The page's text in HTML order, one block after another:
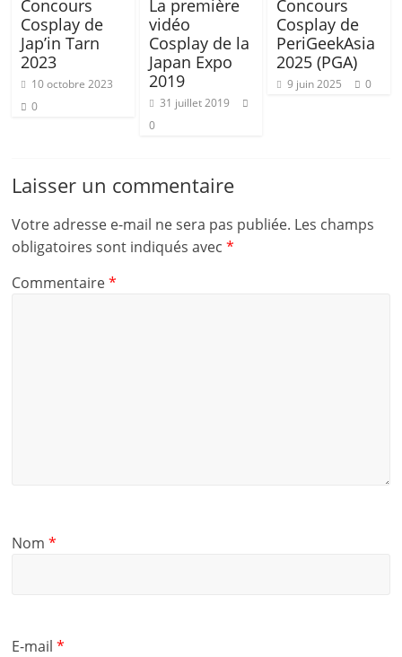
Concours
Cosplay de
Jap’in Tarn
2023
10 octobre 2023
0
La première
vidéo
Cosplay de la
Japan Expo
2019
31 juillet 2019
0
Concours
Cosplay de
PeriGeekAsia
2025 (PGA)
9 juin 2025 0
Laisser un commentaire
Votre adresse e-mail ne sera pas publiée. Les champs
obligatoires sont indiqués avec*
Commentaire*
Nom*
E-mail*